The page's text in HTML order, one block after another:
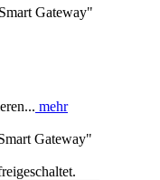
Gateway"
mehr
Gateway"